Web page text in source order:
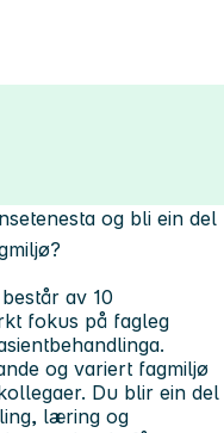
og bli ein del
av 10
fokus på fagleg
og variert fagmiljø
Du blir ein del
læring og